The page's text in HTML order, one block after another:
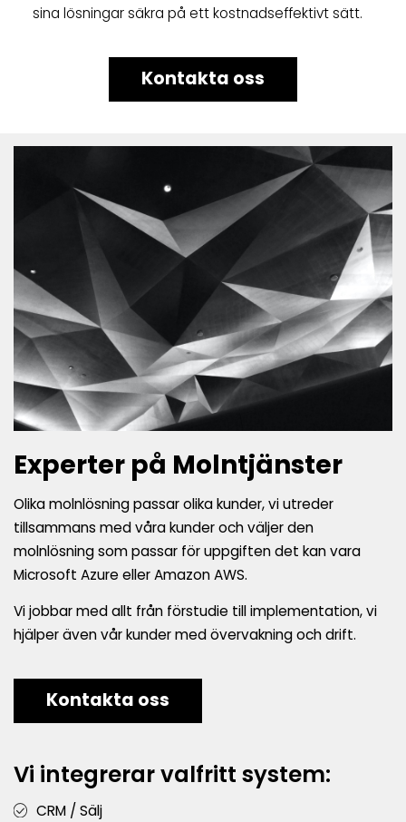
sina lösningar säkra på ett kostnadseffektivt sätt.
Kontakta oss
Experter på Molntjänster
Olika molnlösning passar olika kunder, vi utreder
tillsammans med våra kunder och väljer den
molnlösning som passar för uppgiften det kan vara
Microsoft Azure eller Amazon AWS.
Vi jobbar med allt från förstudie till implementation, vi
hjälper även vår kunder med övervakning och drift.
Kontakta oss
Vi integrerar valfritt system:
CRM / Sälj